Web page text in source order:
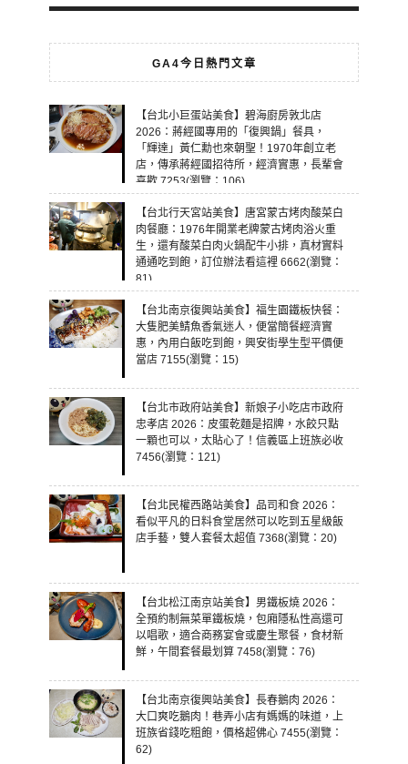
GA4今日熱門文章
【台北小巨蛋站美食】碧海廚房敦北店
2026：蔣經國專用的「復興鍋」餐具，
「輝達」黃仁勳也來朝聖！1970年創立老
店，傳承蔣經國招待所，經濟實惠，長輩會
喜歡 7253(瀏覽：106)
【台北行天宮站美食】唐宮蒙古烤肉酸菜白
肉餐廳：1976年開業老牌蒙古烤肉浴火重
生，還有酸菜白肉火鍋配牛小排，真材實料
通通吃到飽，訂位辦法看這裡 6662(瀏覽：
81)
【台北南京復興站美食】福生園鐵板快餐：
大隻肥美鯖魚香氣迷人，便當簡餐經濟實
惠，內用白飯吃到飽，興安街學生型平價便
當店 7155(瀏覽：15)
【台北市政府站美食】新娘子小吃店市政府
忠孝店 2026：皮蛋乾麵是招牌，水餃只點
一顆也可以，太貼心了！信義區上班族必收
7456(瀏覽：121)
【台北民權西路站美食】品司和食 2026：
看似平凡的日料食堂居然可以吃到五星級飯
店手藝，雙人套餐太超值 7368(瀏覽：20)
【台北松江南京站美食】男鐵板燒 2026：
全預約制無菜單鐵板燒，包廂隱私性高還可
以唱歌，適合商務宴會或慶生聚餐，食材新
鮮，午間套餐最划算 7458(瀏覽：76)
【台北南京復興站美食】長春鵝肉 2026：
大口爽吃鵝肉！巷弄小店有媽媽的味道，上
班族省錢吃粗飽，價格超佛心 7455(瀏覽：
62)